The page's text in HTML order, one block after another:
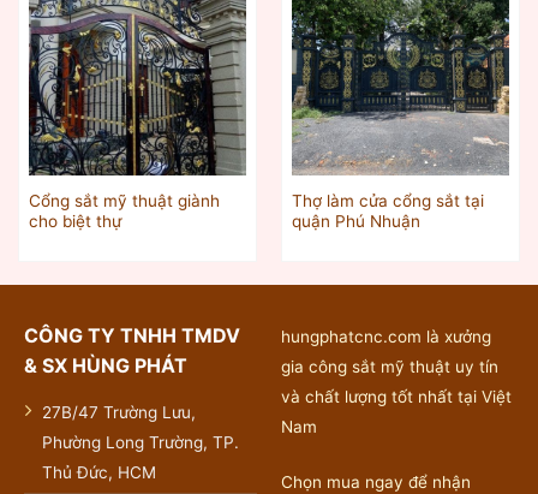
Cổng sắt mỹ thuật giành
cho biệt thự
Thợ làm cửa cổng sắt tại
quận Phú Nhuận
CÔNG TY TNHH TMDV
& SX HÙNG PHÁT
27B/47 Trường Lưu,
Phường Long Trường, TP.
Thủ Đức, HCM
hungphatcnc.com là xưởng
gia công sắt mỹ thuật uy tín
và chất lượng tốt nhất tại Việt
Nam
Chọn mua ngay để nhận